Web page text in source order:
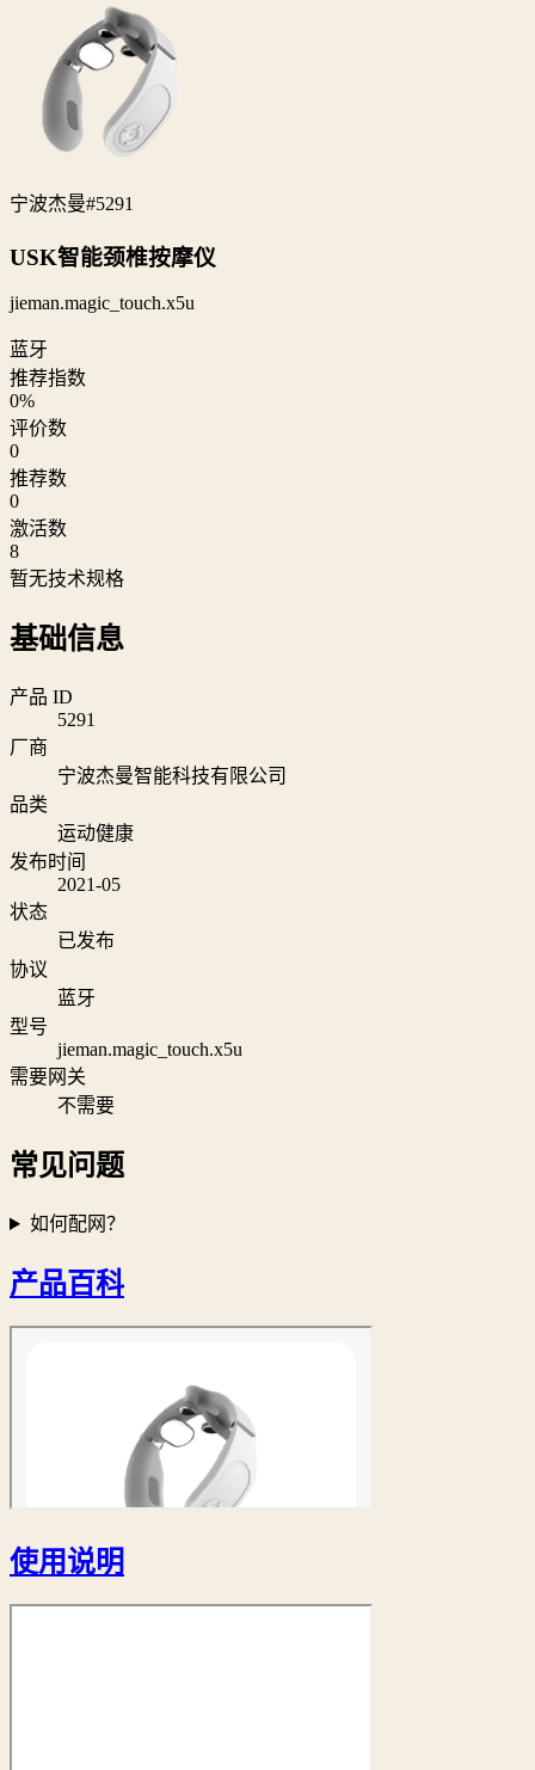
宁波杰曼#5291
USK智能颈椎按摩仪
jieman.magic_touch.x5u
蓝牙
推荐指数
0%
评价数
0
推荐数
0
激活数
8
暂无技术规格
基础信息
产品 ID
5291
厂商
宁波杰曼智能科技有限公司
品类
运动健康
发布时间
2021-05
状态
已发布
协议
蓝牙
型号
jieman.magic_touch.x5u
需要网关
不需要
常见问题
如何配网？
产品百科
使用说明